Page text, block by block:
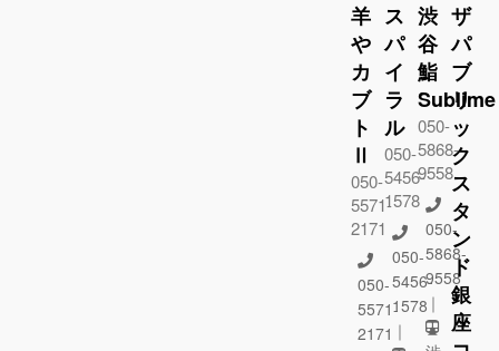
羊
や
カ
ブ
ト
Ⅱ
050-
5571-
2171
050-
5571-
2171
ス
パ
イ
ラ
ル
050-
5456-
1578
050-
5456-
1578
｜
渋
谷
鮨
Sublime
050-
5868-
9558
050-
5868-
9558
｜
ザ
パ
ブ
リ
ッ
ク
ス
タ
ン
ド
銀
座